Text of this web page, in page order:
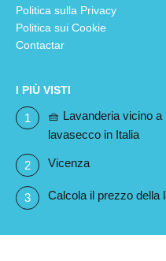
Politica sulla Privacy
Politica sui Cookie
Contactar
I PIÙ VISTI
🧺 Lavanderia vicino
lavasecco in Italia
Vicenza
Calcola il prezzo della